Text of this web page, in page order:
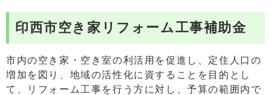
印西市空き家リフォーム工事補助金
市内の空き家・空き室の利活用を促進し、定住人口の
増加を図り、地域の活性化に資することを目的とし
て、リフォーム工事を行う方に対し、予算の範囲内で